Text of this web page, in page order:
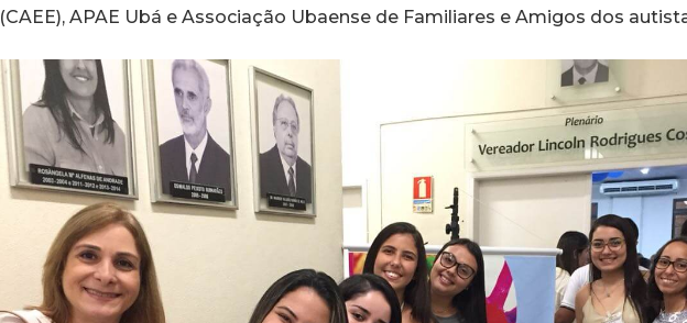
(CAEE), APAE Ubá e Associação Ubaense de Familiares e Amigos dos